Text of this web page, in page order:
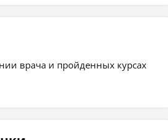
врача и пройденных курсах